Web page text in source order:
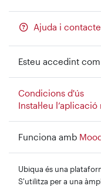
Ajuda i contacte
Esteu accedint
Condicions d'ús
Instal·leu l’aplicació
Funciona amb
Ubiqua és una
S'utilitza per a una